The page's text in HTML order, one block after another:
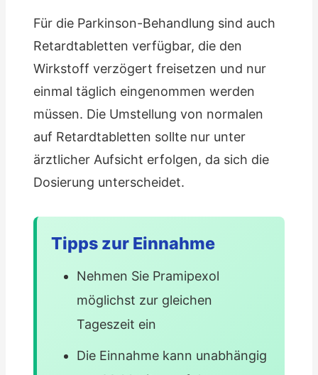
Für die Parkinson-Behandlung sind auch
Retardtabletten verfügbar, die den
Wirkstoff verzögert freisetzen und nur
einmal täglich eingenommen werden
müssen. Die Umstellung von normalen
auf Retardtabletten sollte nur unter
ärztlicher Aufsicht erfolgen, da sich die
Dosierung unterscheidet.
Tipps zur Einnahme
Nehmen Sie Pramipexol
möglichst zur gleichen
Tageszeit ein
Die Einnahme kann unabhängig